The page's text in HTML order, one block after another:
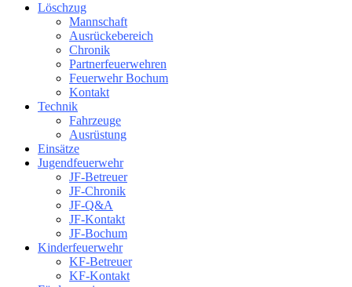
Löschzug
Mannschaft
Ausrückebereich
Chronik
Partnerfeuerwehren
Feuerwehr Bochum
Kontakt
Technik
Fahrzeuge
Ausrüstung
Einsätze
Jugendfeuerwehr
JF-Betreuer
JF-Chronik
JF-Q&A
JF-Kontakt
JF-Bochum
Kinderfeuerwehr
KF-Betreuer
KF-Kontakt